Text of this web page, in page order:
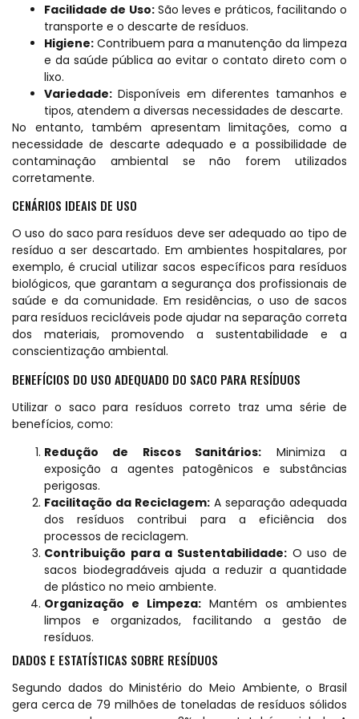
Facilidade de Uso:São leves e práticos, facilitando o
transporte e o descarte de resíduos.
Higiene: Contribuem para a manutenção da limpeza
e da saúde pública ao evitar o contato direto com o
lixo.
Variedade: Disponíveis em diferentes tamanhos e
tipos, atendem a diversas necessidades de descarte.
No entanto, também apresentam limitações, como a
necessidade de descarte adequado e a possibilidade de
contaminação ambiental se não forem utilizados
corretamente.
CENÁRIOS IDEAIS DE USO
O uso do saco para resíduos deve ser adequado ao tipo de
resíduo a ser descartado. Em ambientes hospitalares, por
exemplo, é crucial utilizar sacos específicos para resíduos
biológicos, que garantam a segurança dos profissionais de
saúde e da comunidade. Em residências, o uso de sacos
para resíduos recicláveis pode ajudar na separação correta
dos materiais, promovendo a sustentabilidade e a
conscientização ambiental.
BENEFÍCIOS DO USO ADEQUADO DO SACO PARA RESÍDUOS
Utilizar o saco para resíduos correto traz uma série de
benefícios, como:
Redução de Riscos Sanitários: Minimiza a
exposição a agentes patogênicos e substâncias
perigosas.
Facilitação da Reciclagem: A separação adequada
dos resíduos contribui para a eficiência dos
processos de reciclagem.
Contribuição para a Sustentabilidade: O uso de
sacos biodegradáveis ajuda a reduzir a quantidade
de plástico no meio ambiente.
Organização e Limpeza: Mantém os ambientes
limpos e organizados, facilitando a gestão de
resíduos.
DADOS E ESTATÍSTICAS SOBRE RESÍDUOS
Segundo dados do Ministério do Meio Ambiente, o Brasil
gera cerca de 79 milhões de toneladas de resíduos sólidos